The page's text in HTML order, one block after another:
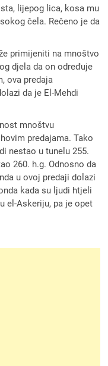
lijepog lica, kosa mu
čela. Rečeno je da
primijeniti na mnoštvo
djela da on određuje
ova predaja
da je El-Mehdi
mnoštvu
predajama. Tako
nestao u tunelu 255.
260. h.g. Odnosno da
u ovoj predaji dolazi
kada su ljudi htjeli
el-Askeriju, pa je opet